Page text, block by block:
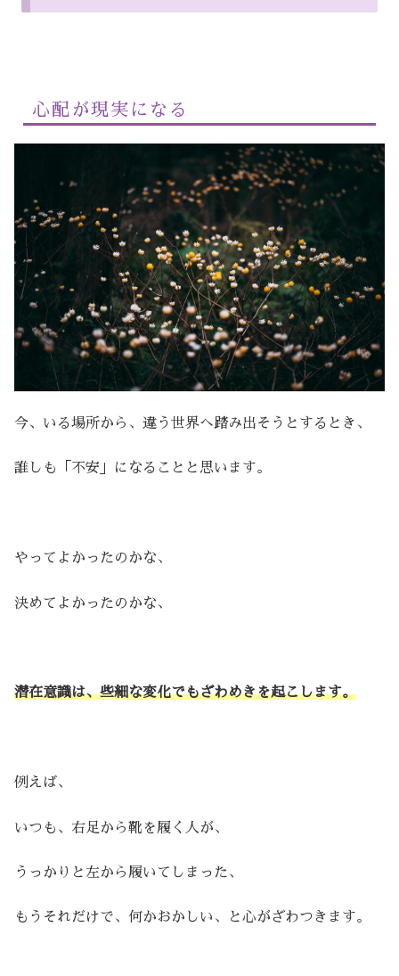
心配が現実になる
今、いる場所から、違う世界へ踏み出そうとするとき、
誰しも「不安」になることと思います。
やってよかったのかな、
決めてよかったのかな、
潜在意識は、些細な変化でもざわめきを起こします。
例えば、
いつも、右足から靴を履く人が、
うっかりと左から履いてしまった、
もうそれだけで、何かおかしい、と心がざわつきます。